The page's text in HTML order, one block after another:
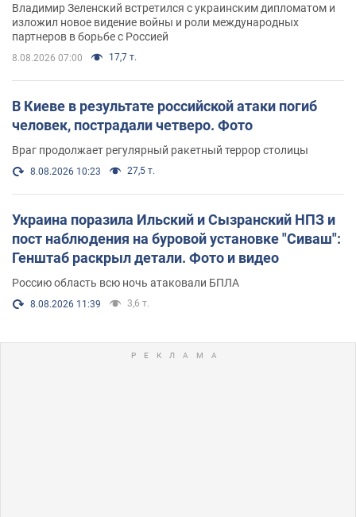
Владимир Зеленский встретился с украинским дипломатом и
изложил новое видение войны и роли международных
партнеров в борьбе с Россией
8.08.2026 07:00 17,7 т.
В Киеве в результате российской атаки погиб
человек, пострадали четверо. Фото
Враг продолжает регулярный ракетный террор столицы
8.08.2026 10:23 27,5 т.
Украина поразила Ильский и Сызранский НПЗ и
пост наблюдения на буровой установке "Сиваш":
Генштаб раскрыл детали. Фото и видео
Россию область всю ночь атаковали БПЛА
8.08.2026 11:39 3,6 т.